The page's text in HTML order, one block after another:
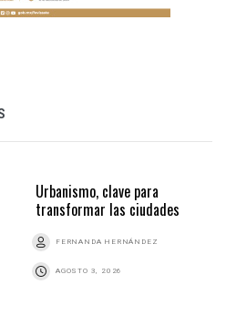
Urbanismo, clave para
transformar las ciudades
FERNANDA HERNÁNDEZ
AGOSTO 3, 2026